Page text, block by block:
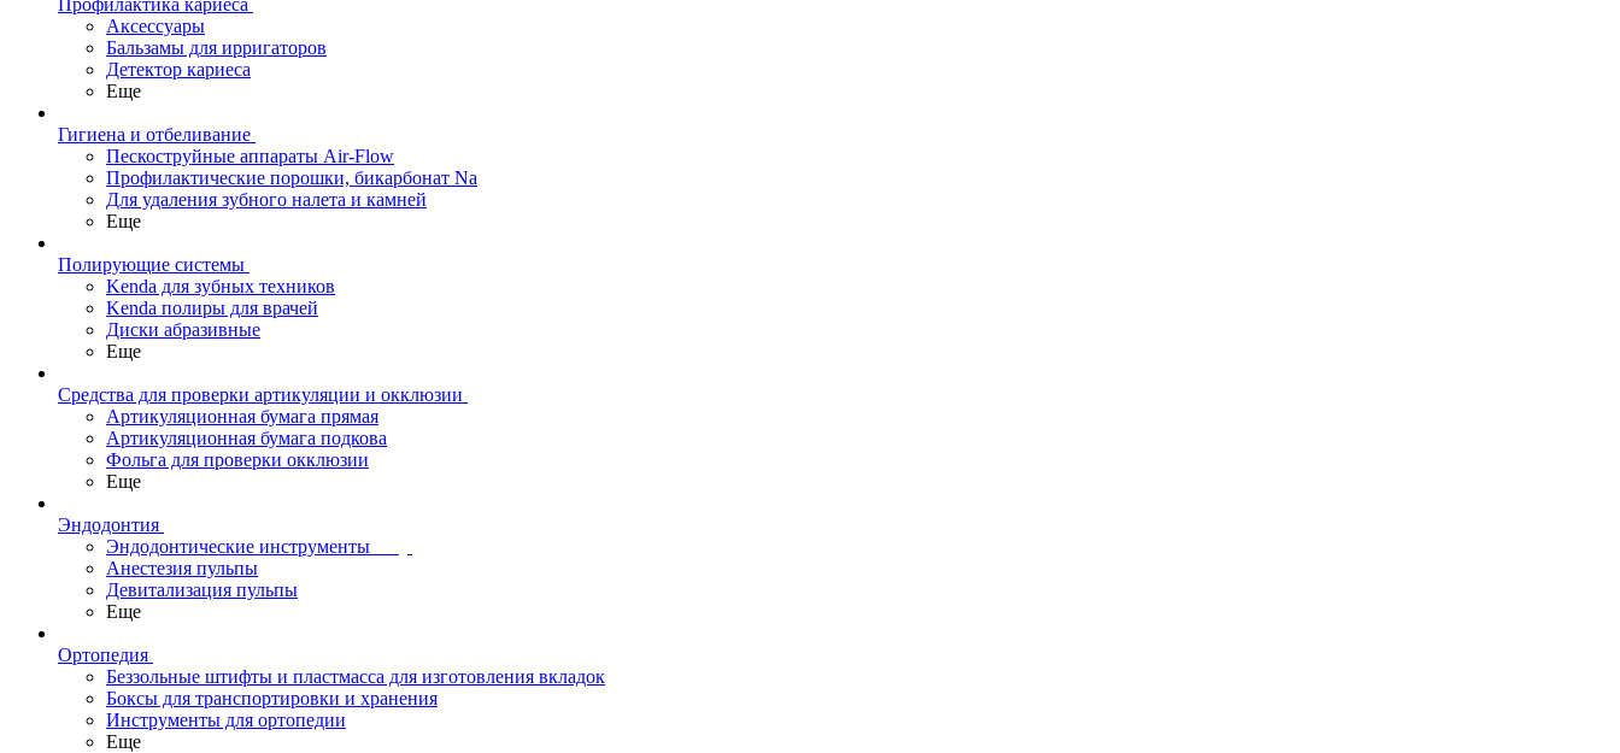
Профилактика кариеса
Аксессуары
Бальзамы для ирригаторов
Детектор кариеса
Еще
Гигиена и отбеливание
Пескоструйные аппараты Air-Flow
Профилактические порошки, бикарбонат Na
Для удаления зубного налета и камней
Еще
Полирующие системы
Kenda для зубных техников
Kenda полиры для врачей
Диски абразивные
Еще
Средства для проверки артикуляции и окклюзии
Артикуляционная бумага прямая
Артикуляционная бумага подкова
Фольга для проверки окклюзии
Еще
Эндодонтия
Эндодонтические инструменты
Анестезия пульпы
Девитализация пульпы
Еще
Ортопедия
Беззольные штифты и пластмасса для изготовления вкладок
Боксы для транспортировки и хранения
Инструменты для ортопедии
Еще